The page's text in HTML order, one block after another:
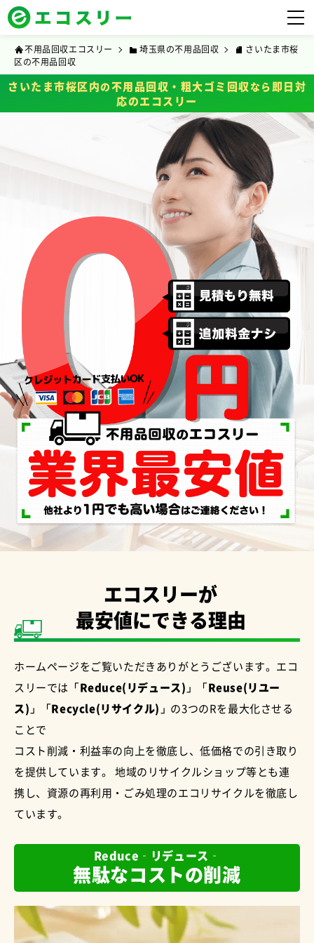
不用品回収エコスリー 埼玉県の不用品回収
さいたま市桜
区の不用品回収
さいたま市桜区内の不用品回収・粗大ゴミ回収なら 即日対
応のエコスリー
エコスリーが
最安値にできる理由
ホームページをご覧いただきありがとうございます。エコ
スリーでは 「Reduce(リデュース)」「Reuse(リユー
ス)」「Recycle(リサイクル)」 の3つのRを最大化させる
ことで
コスト削減・利益率の向上を徹底し、低価格での引き取り
を提供しています。 地域のリサイクルショップ等とも連
携し、資源の再利用・ごみ処理のエコリサイクルを徹底し
ています。
Reduce‐リデュース‐
無駄なコストの削減